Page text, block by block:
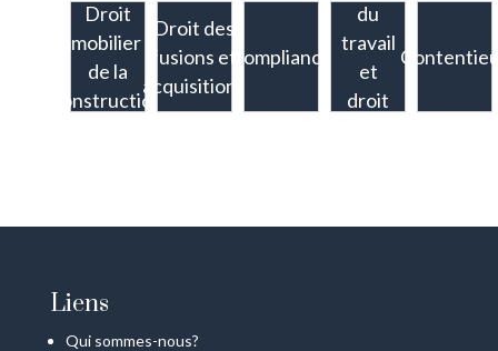
Droit
immobilier et
de la
construction
Droit des
fusions et
acquisitions
Compliance
du
travail
et
droit
Liens
Qui sommes-nous?